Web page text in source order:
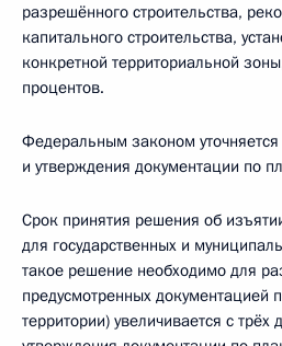
разрешённого строительства,
капитального строительства,
конкретной территориальной
процентов.
Федеральным законом уточняется
и утверждения документации по
Срок принятия решения об
для государственных и
такое решение необходимо для
предусмотренных документацией
территории) увеличивается с трёх